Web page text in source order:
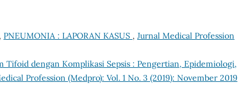
PNEUMONIA : LAPORAN KASUS , Jurnal Medical Profession
Tifoid dengan Komplikasi Sepsis : Pengertian, Epidemiologi,
Profession (Medpro): Vol. 1 No. 3 (2019): November 2019